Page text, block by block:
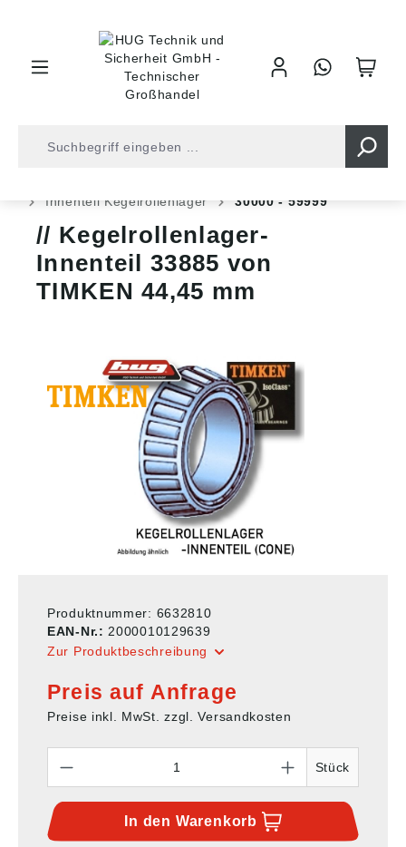
Innenteil Kegelrollenlager
30000 - 59999
Kegelrollenlager-
Innenteil 33885 von
TIMKEN 44,45 mm
Produktnummer: 6632810
EAN-Nr.: 2000010129639
Zur Produktbeschreibung
Preis auf Anfrage
Preise inkl. MwSt. zzgl. Versandkosten
Stück
In den Warenkorb